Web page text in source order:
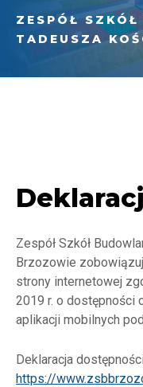
ZESPÓŁ
TADEUSZA
Zespół Szkół
Brzozowie
strony internetowej
2019 r. o dostępności
aplikacji mobilnych
Deklaracja
https://